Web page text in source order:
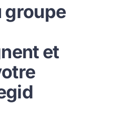
groupe
et